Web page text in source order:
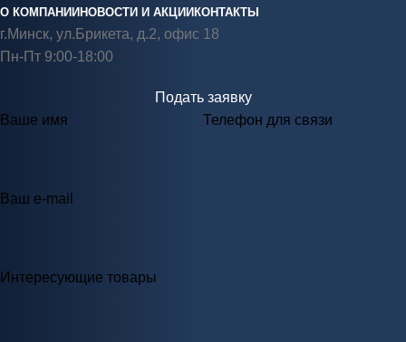
О КОМПАНИИ НОВОСТИ И АКЦИИ КОНТАКТЫ
г.Минск, ул.Брикета, д.2, офис 18
Пн-Пт 9:00-18:00
Подать заявку
Ваше имя
Телефон для связи
Ваш e-mail
Интересующие товары